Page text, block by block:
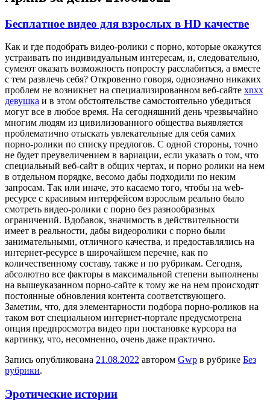
Бесплатное видео для взрослых в HD качестве
Кaк и гдe подобрать видео-ролики с порно, которые окажутся
устраивать по индивидуальным интересам, и, следовательно,
сумеют оказать возможность попросту расслабиться, а вместе
с тем развлечь себя? Откровенно говоря, однозначно никаких
проблем не возникнет на специализированном веб-сайте xnxx
девушка и в этом обстоятельстве самостоятельно убедиться
могут все в любое время. На сегодняшний день чрезвычайно
многим людям из цивилизованного общества выявляется
проблематично отыскать увлекательные для себя самих
порно-ролики по списку предлогов. С одной стороны, точно
не будет преувеличением в вариации, если указать о том, что
специальный веб-сайт в общих чертах, и порно ролики на нем
в отдельном порядке, весомо дабы подходили по неким
запросам. Так или иначе, это касаемо того, чтобы на web-
ресурсе с красивым интерфейсом взрослым реально было
смотреть видео-ролики с порно без разнообразных
ограничений. Вдобавок, значимость в действительности
имеет в реальности, дабы видеоролики с порно были
занимательными, отличного качества, и предоставлялись на
интернет-ресурсе в широчайшем перечне, как по
количественному составу, также и по рубрикам. Сегодня,
абсолютно все факторы в максимальной степени выполнены
на вышеуказанном порно-сайте к тому же на нем происходят
постоянные обновления контента соответствующего.
Заметим, что, для элементарности подбора порно-роликов на
таком вот специальном интернет-портале предусмотрена
опция предпросмотра видео при постановке курсора на
картинку, что, несомненно, очень даже практично.
Запись опубликована 21.08.2022 автором Gwp в рубрике Без
рубрики.
Эротические истории